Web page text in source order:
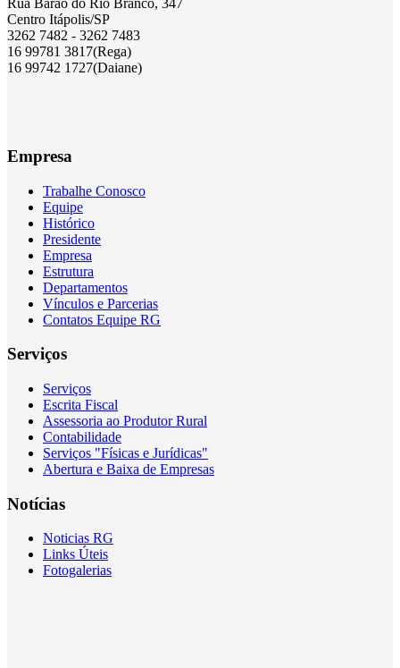
Rua Barão do Rio Branco, 347
Centro Itápolis/SP
3262 7482 - 3262 7483
16 99781 3817(Rega)
16 99742 1727(Daiane)
Empresa
Trabalhe Conosco
Equipe
Histórico
Presidente
Empresa
Estrutura
Departamentos
Vínculos e Parcerias
Contatos Equipe RG
Serviços
Serviços
Escrita Fiscal
Assessoria ao Produtor Rural
Contabilidade
Serviços "Físicas e Jurídicas"
Abertura e Baixa de Empresas
Notícias
Noticias RG
Links Úteis
Fotogalerias